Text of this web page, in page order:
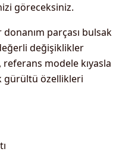
göreceksiniz.
parçası bulsak
değişiklikler
modele kıyasla
gürültü özellikleri